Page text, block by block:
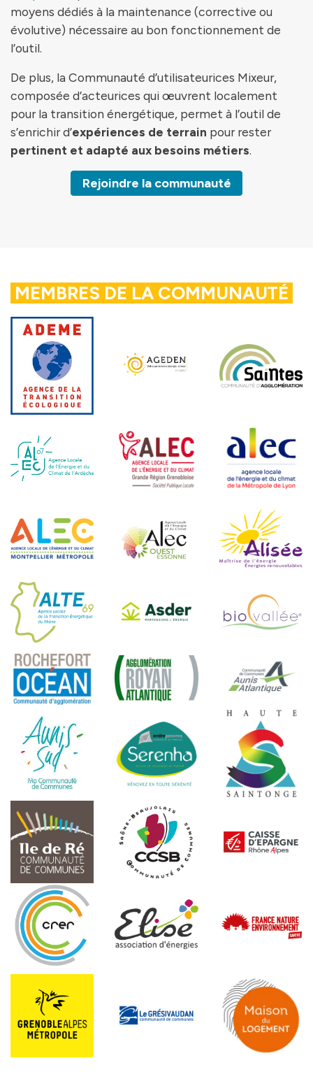
moyens dédiés à la maintenance (corrective ou
évolutive) nécessaire au bon fonctionnement de
l’outil.
De plus, la Communauté d’utilisateurices Mixeur,
composée d’acteurices qui œuvrent localement
pour la transition énergétique, permet à l’outil de
s’enrichir d’expériences de terrain pour rester
pertinent et adapté aux besoins métiers.
Rejoindre la communauté
MEMBRES DE LA COMMUNAUTÉ